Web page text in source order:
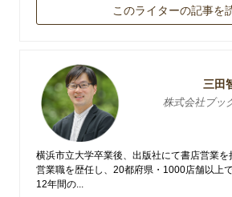
このライターの記事を
三田
株式会社ブッ
横浜市立大学卒業後、出版社にて書店営業
営業職を歴任し、20都府県・1000店舗以上
12年間の...